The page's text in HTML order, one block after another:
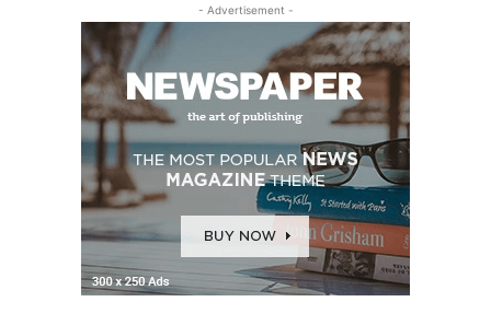
- Advertisement -